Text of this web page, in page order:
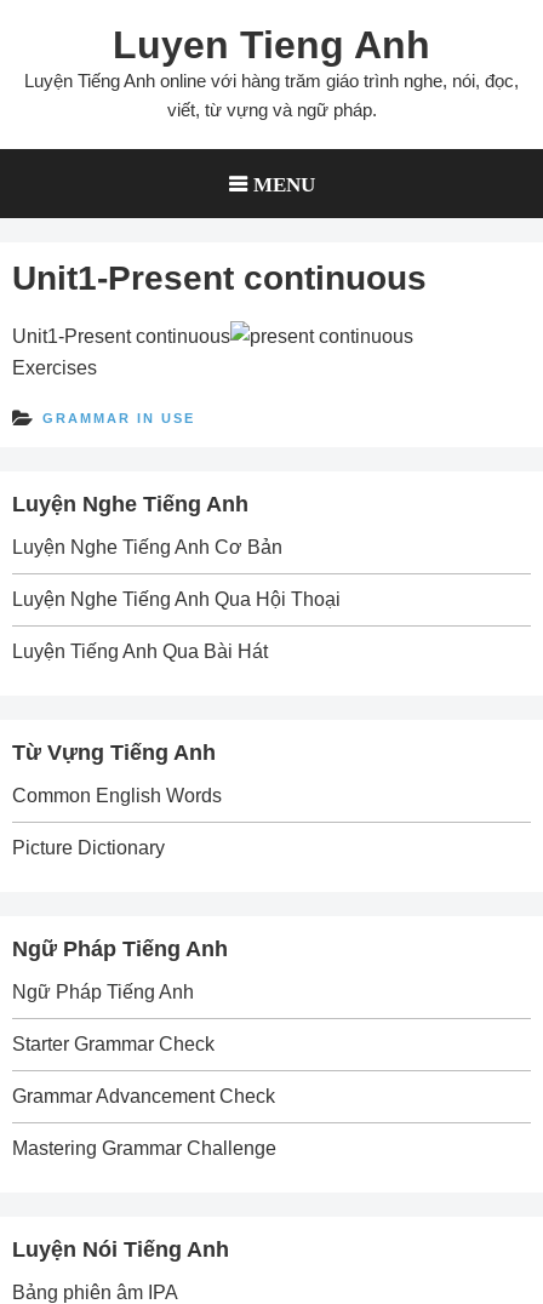
content
Luyen Tieng Anh
Luyện Tiếng Anh online với hàng trăm giáo trình nghe, nói, đọc,
viết, từ vựng và ngữ pháp.
MENU
Unit1-Present continuous
Unit1-Present continuous
Exercises
GRAMMAR IN USE
Luyện Nghe Tiếng Anh
Luyện Nghe Tiếng Anh Cơ Bản
Luyện Nghe Tiếng Anh Qua Hội Thoại
Luyện Tiếng Anh Qua Bài Hát
Từ Vựng Tiếng Anh
Common English Words
Picture Dictionary
Ngữ Pháp Tiếng Anh
Ngữ Pháp Tiếng Anh
Starter Grammar Check
Grammar Advancement Check
Mastering Grammar Challenge
Luyện Nói Tiếng Anh
Bảng phiên âm IPA